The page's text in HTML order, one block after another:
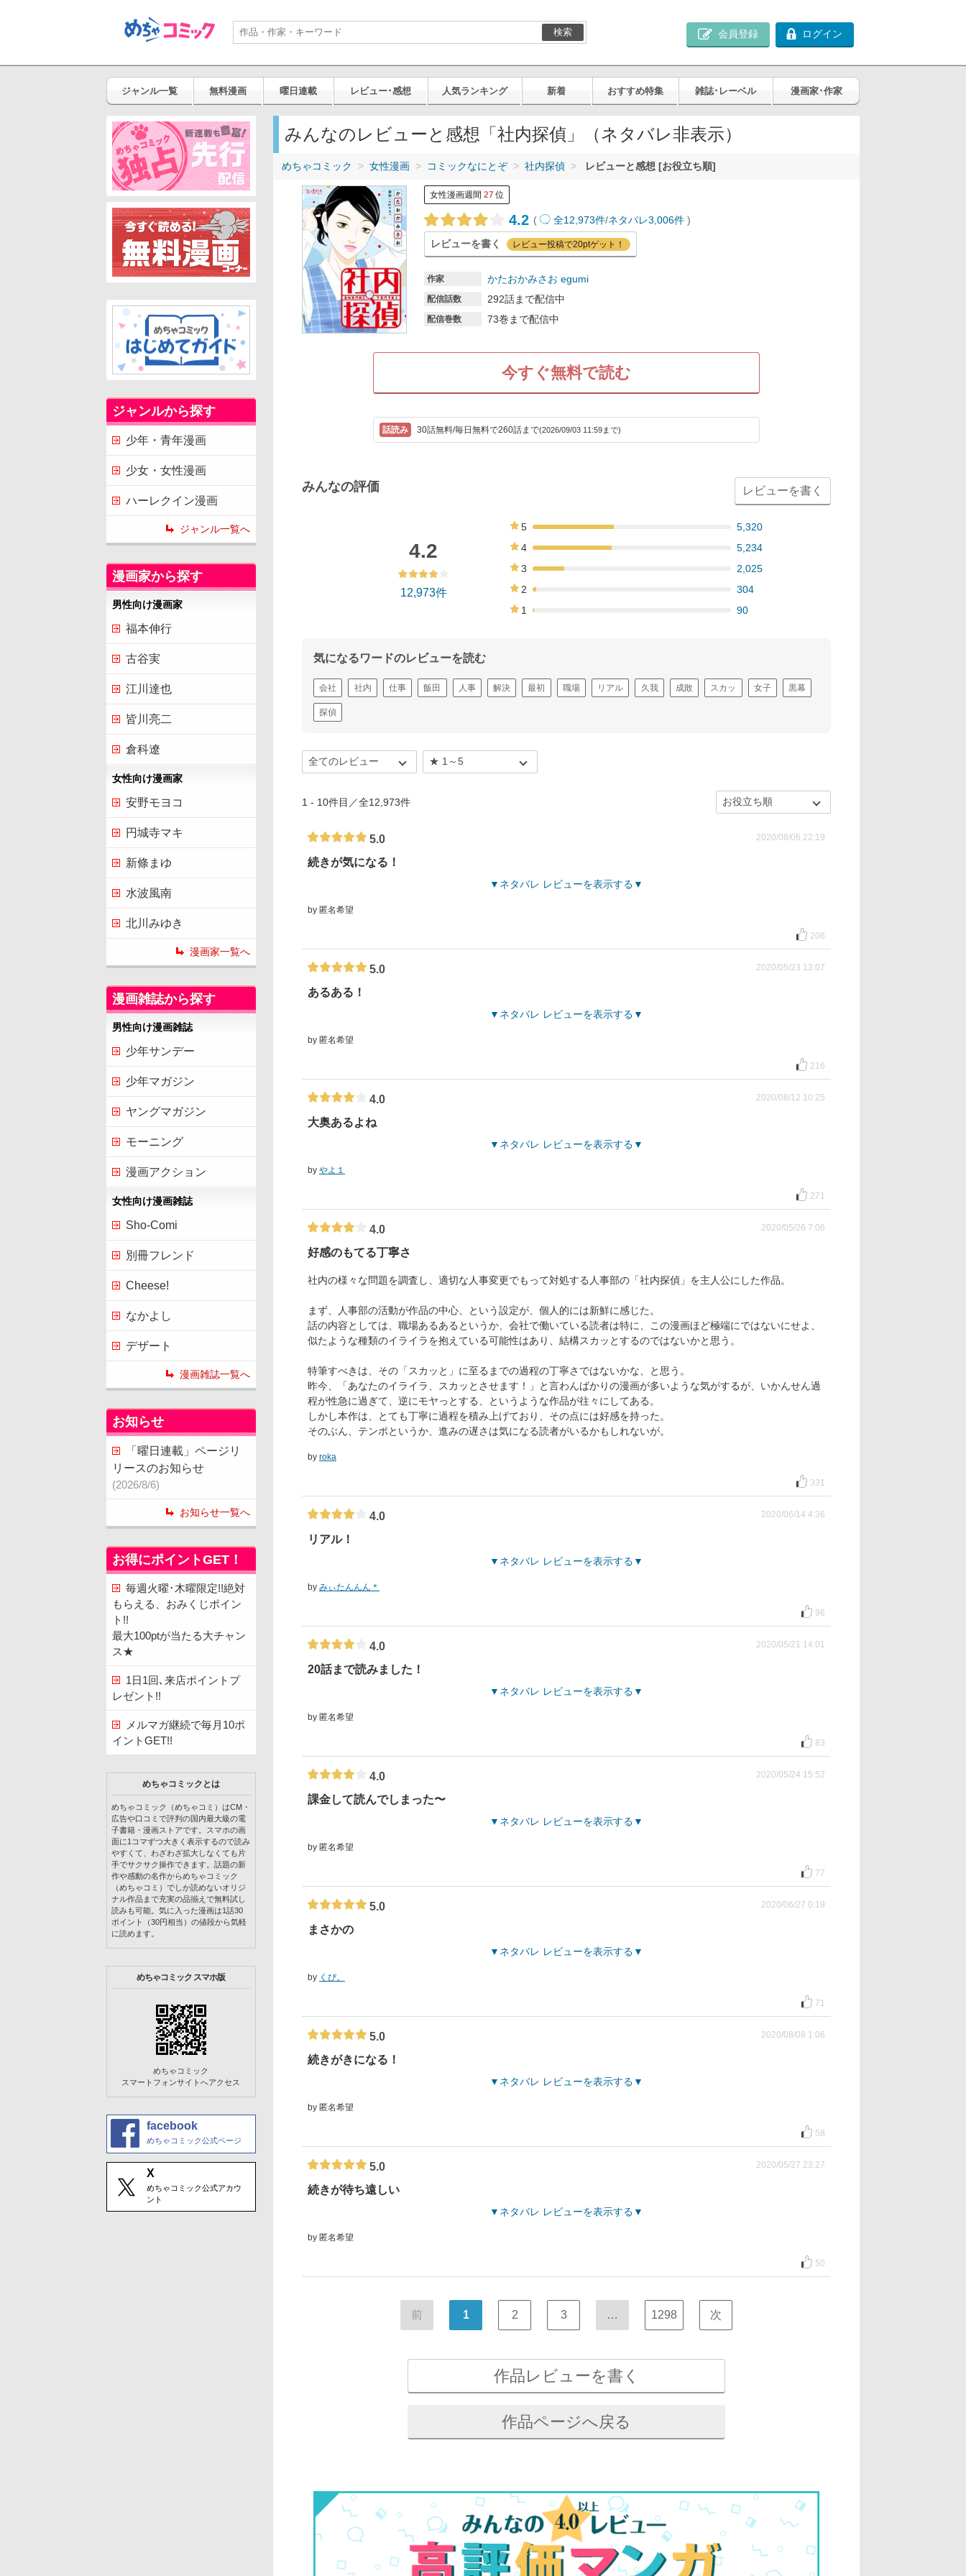
検索 会員登録 ログイン
ジャンル一覧 無料漫画 曜日連載 レビュー･感想 人気ランキング 新着 おすすめ特集 雑誌･レーベル 漫画家･作家
みんなのレビューと感想「社内探偵」（ネタバレ非表示）
めちゃコミック 女性漫画 コミックなにとぞ 社内探偵 レビューと感想 [お役立ち順]
女性漫画週間 27 位
4.2 ( 全12,973件/ネタバレ3,006件 )
レビューを書く レビュー投稿で20ptゲット！
作家 かたおかみさお egumi
配信話数 292話まで配信中
配信巻数 73巻まで配信中
今すぐ無料で読む
30話無料/毎日無料で260話まで(2026/09/03 11:59まで)
みんなの評価 レビューを書く
4.2
12,973件
5
5,320
4
5,234
3
2,025
2
304
1
90
気になるワードのレビューを読む
会社 社内 仕事 飯田 人事 解決 最初 職場 リアル 久我 成敗 スカッ 女子 黒幕
探偵
1 - 10件目／全12,973件
5.0 2020/08/06 22:19
続きが気になる！
ネタバレ レビューを表示する
by 匿名希望
206
5.0 2020/05/23 13:07
あるある！
ネタバレ レビューを表示する
by 匿名希望
216
4.0 2020/08/12 10:25
大奥あるよね
ネタバレ レビューを表示する
by やよ１
271
4.0 2020/05/26 7:06
好感のもてる丁寧さ
社内の様々な問題を調査し、適切な人事変更でもって対処する人事部の「社内探偵」を主人公にした作品。
まず、人事部の活動が作品の中心、という設定が、個人的には新鮮に感じた。
話の内容としては、職場あるあるというか、会社で働いている読者は特に、この漫画ほど極端にではないにせよ、
似たような種類のイライラを抱えている可能性はあり、結構スカッとするのではないかと思う。
特筆すべきは、その「スカッと」に至るまでの過程の丁寧さではないかな、と思う。
昨今、「あなたのイライラ、スカッとさせます！」と言わんばかりの漫画が多いような気がするが、いかんせん過
程が性急に過ぎて、逆にモヤっとする、というような作品が往々にしてある。
しかし本作は、とても丁寧に過程を積み上げており、その点には好感を持った。
そのぶん、テンポというか、進みの遅さは気になる読者がいるかもしれないが。
by roka
331
4.0 2020/06/14 4:36
リアル！
ネタバレ レビューを表示する
by みぃたんんん＊
96
4.0 2020/05/21 14:01
20話まで読みました！
ネタバレ レビューを表示する
by 匿名希望
83
4.0 2020/05/24 15:52
課金して読んでしまった〜
ネタバレ レビューを表示する
by 匿名希望
77
5.0 2020/06/27 0:19
まさかの
ネタバレ レビューを表示する
by くぴ。
71
5.0 2020/08/08 1:06
続きがきになる！
ネタバレ レビューを表示する
by 匿名希望
58
5.0 2020/05/27 23:27
続きが待ち遠しい
ネタバレ レビューを表示する
by 匿名希望
50
前 1 2 3 … 1298 次
作品レビューを書く
作品ページへ戻る
ジャンルから探す
少年・青年漫画
少女・女性漫画
ハーレクイン漫画
ジャンル一覧へ
漫画家から探す
男性向け漫画家
福本伸行
古谷実
江川達也
皆川亮二
倉科遼
女性向け漫画家
安野モヨコ
円城寺マキ
新條まゆ
水波風南
北川みゆき
漫画家一覧へ
漫画雑誌から探す
男性向け漫画雑誌
少年サンデー
少年マガジン
ヤングマガジン
モーニング
漫画アクション
女性向け漫画雑誌
Sho-Comi
別冊フレンド
Cheese!
なかよし
デザート
漫画雑誌一覧へ
お知らせ
「曜日連載」ページリ
リースのお知らせ
(2026/8/6)
お知らせ一覧へ
お得にポイントGET！
毎週火曜･木曜限定!!絶対
もらえる、おみくじポイン
ト!!
最大100ptが当たる大チャン
ス★
1日1回､来店ポイントプ
レゼント!!
メルマガ継続で毎月10ポ
イントGET!!
めちゃコミックとは
めちゃコミック（めちゃコミ）はCM・
広告や口コミで評判の国内最大級の電
子書籍・漫画ストアです。スマホの画
面に1コマずつ大きく表示するので読み
やすくて、わざわざ拡大しなくても片
手でサクサク操作できます。話題の新
作や感動の名作からめちゃコミック
（めちゃコミ）でしか読めないオリジ
ナル作品まで充実の品揃えで無料試し
読みも可能。気に入った漫画は1話30
ポイント（30円相当）の値段から気軽
に読めます。
めちゃコミック スマホ版
めちゃコミック
スマートフォンサイトへアクセス
facebook
めちゃコミック公式ページ
X
めちゃコミック公式アカウ
ント